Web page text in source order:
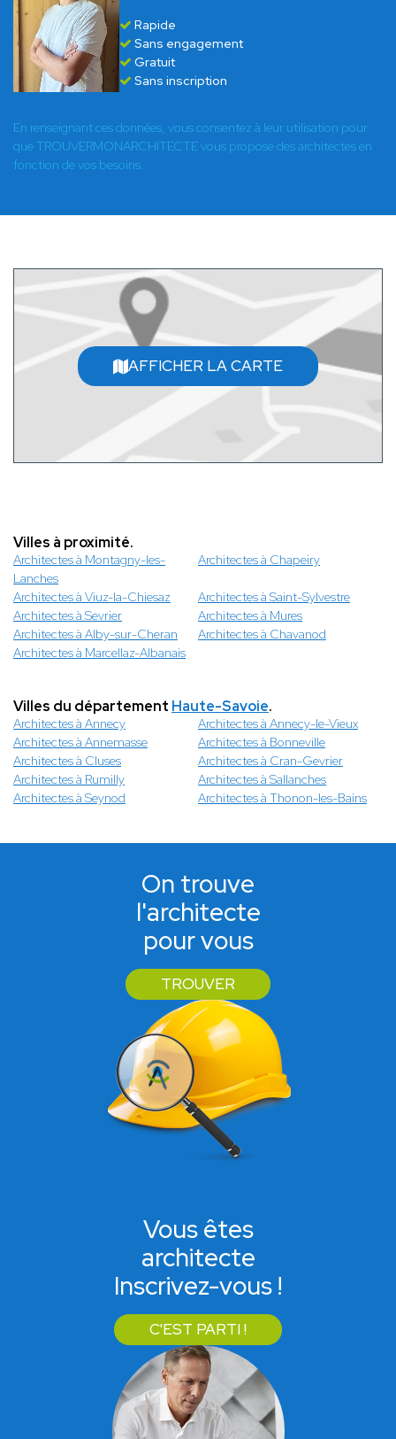
Rapide
Sans engagement
Gratuit
Sans inscription
En renseignant ces données, vous consentez à leur utilisation pour
que TROUVERMONARCHITECTE vous propose des architectes en
fonction de vos besoins.
AFFICHER LA CARTE
Villes à proximité.
Architectes à Montagny-les-
Lanches
Architectes à Chapeiry
Architectes à Viuz-la-Chiesaz
Architectes à Saint-Sylvestre
Architectes à Sevrier
Architectes à Mures
Architectes à Alby-sur-Cheran
Architectes à Chavanod
Architectes à Marcellaz-Albanais
Villes du département Haute-Savoie.
Architectes à Annecy
Architectes à Annecy-le-Vieux
Architectes à Annemasse
Architectes à Bonneville
Architectes à Cluses
Architectes à Cran-Gevrier
Architectes à Rumilly
Architectes à Sallanches
Architectes à Seynod
Architectes à Thonon-les-Bains
On trouve
l'architecte
pour vous
TROUVER
Vous êtes
architecte
Inscrivez-vous !
C'EST PARTI !